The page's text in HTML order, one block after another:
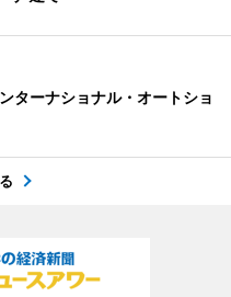
ターナショナル・オートショ